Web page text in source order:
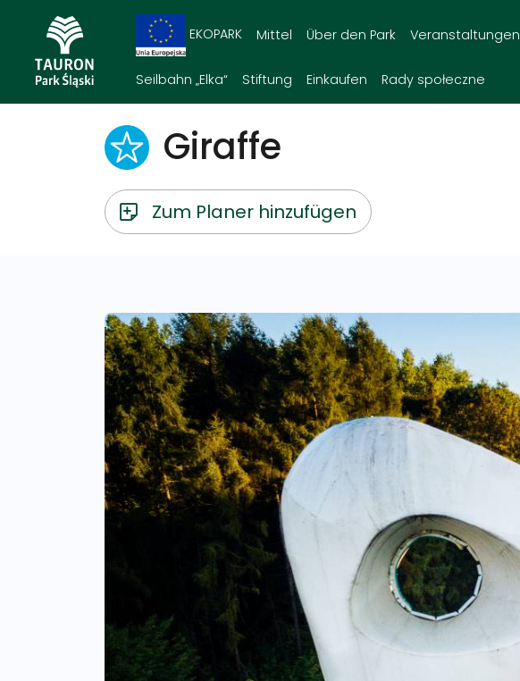
EKOPARK Mittel Über den Park Veranstaltungen
Seilbahn „Elka“ Stiftung Einkaufen Rady społeczne
Giraffe
Zum Planer hinzufügen